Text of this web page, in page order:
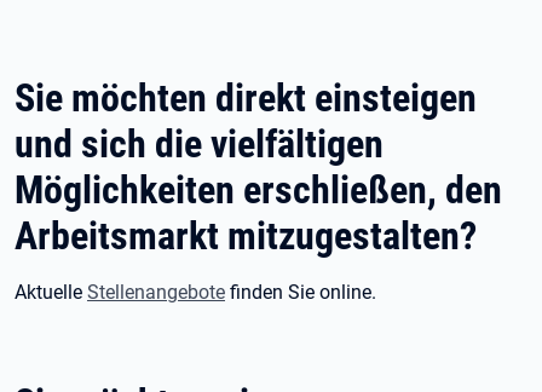
Sie möchten direkt einsteigen
und sich die vielfältigen
Möglichkeiten erschließen, den
Arbeitsmarkt mitzugestalten?
Aktuelle Stellenangebote finden Sie online.